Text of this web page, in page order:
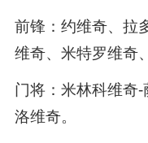
前锋：约维奇、拉
维奇、米特罗维奇
门将：米林科维奇
洛维奇。